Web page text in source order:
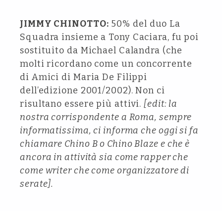
JIMMY CHINOTTO: 50% del duo La
Squadra insieme a Tony Caciara, fu poi
sostituito da Michael Calandra (che
molti ricordano come un concorrente
di Amici di Maria De Filippi
dell’edizione 2001/2002). Non ci
risultano essere più attivi.[edit: la
nostra corrispondente a Roma, sempre
informatissima, ci informa che oggi si fa
chiamare Chino B o Chino Blaze e che è
ancora in attività sia come rapper che
come writer che come organizzatore di
serate].